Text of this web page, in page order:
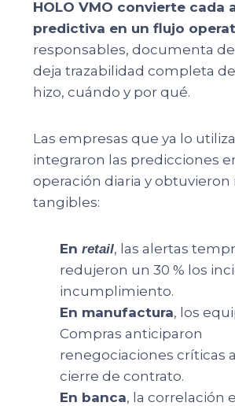
HOLO VMO convierte cada
predictiva en un flujo
responsables, documenta
deja trazabilidad completa
hizo, cuándo y por qué.
Las empresas que ya lo
integraron las predicciones
operación diaria y obtuvieron
tangibles:
En retail, las alertas
redujeron un 30 % los
incumplimiento.
En manufactura, los
Compras anticiparon
renegociaciones críticas
cierre de contrato.
En banca, la correlación